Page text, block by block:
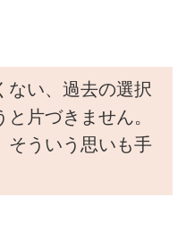
ない、過去の選択
片づきません。
そういう思いも手